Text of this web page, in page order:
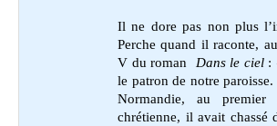
Il ne dore pas non plus
Perche quand il raconte,
V du roman Dans le ciel :
le patron de notre
Normandie, au
chrétienne, il avait chassé